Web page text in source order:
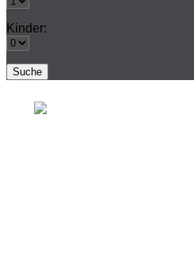
Kinder: